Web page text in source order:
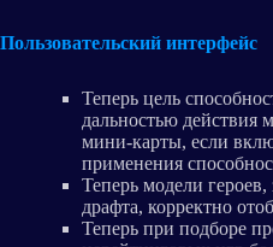
Пользовательский интерфейс
Теперь цель
дальностью действия
мини-карты, если
применения
Теперь модели
драфта, корректно
Теперь при подборе